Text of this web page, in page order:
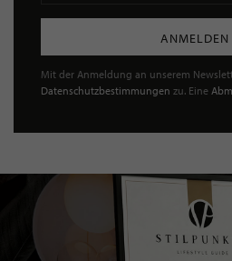
ANMELDEN
Mit der Anmeldung an unserem
Datenschutzbestimmungen zu. Eine